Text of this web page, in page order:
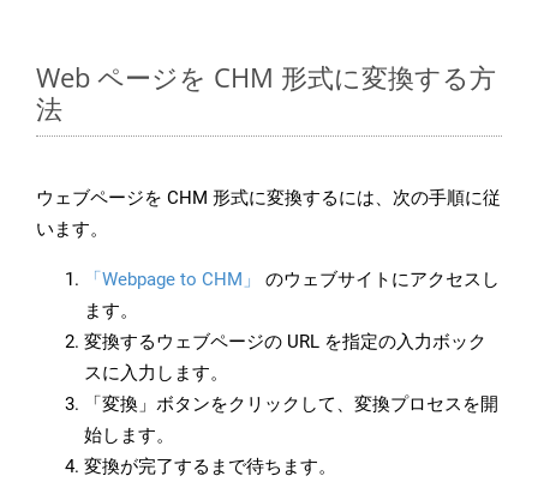
Web ページを CHM 形式に変換する方
法
ウェブページを CHM 形式に変換するには、次の手順に従
います。
「Webpage to CHM」
のウェブサイトにアクセスし
ます。
変換するウェブページの URL を指定の入力ボック
スに入力します。
「変換」ボタンをクリックして、変換プロセスを開
始します。
変換が完了するまで待ちます。